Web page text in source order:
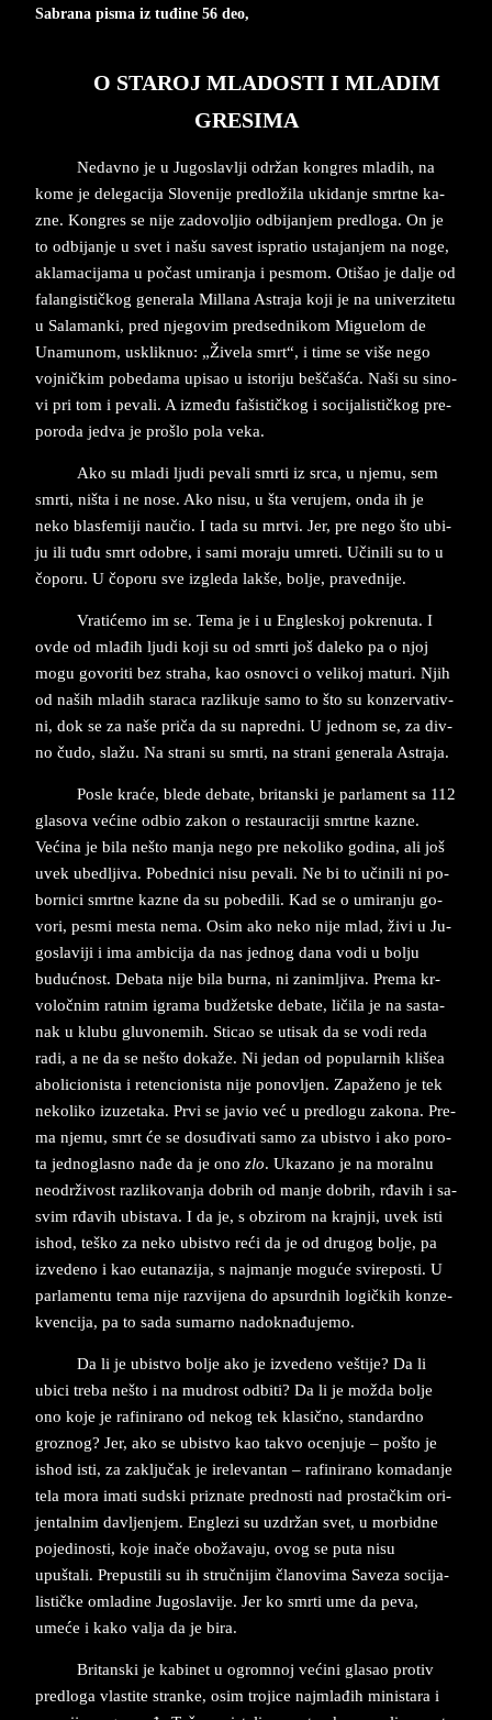
Sabrana pisma iz tuđine 56 deo,
O STA­ROJ MLA­DO­STI I MLA­DIM
GRE­SI­MA
Ne­dav­no je u Ju­go­slav­lji održan kon­gres mla­dih, na
kome je de­le­ga­ci­ja Sl­o­ve­ni­je pred­ložila uki­dan­je smrt­ne ka­
zne. Kon­gres se nije za­do­vol­jio od­bi­jan­jem pred­lo­ga. On je
to od­bi­jan­je u svet i našu sa­vest is­pra­tio usta­jan­jem na noge,
akla­ma­cija­ma u počast umi­ran­ja i pe­smom. Oti­šao je dal­je od
fa­lan­gi­stičkog ge­ne­ra­la Mil­la­na Astraja koji je na uni­ver­zi­te­tu
u Sa­la­man­ki, pred nje­go­vim pred­sed­ni­kom Migu­e­lom de
Una­mu­nom, us­klik­nuo: „Žive­la smrt“, i time se više nego
voj­ničkim po­be­da­ma upi­sao u isto­ri­ju beščašća. Naši su sino­
vi pri tom i pe­va­li. A između fašističkog i so­cija­li­stičkog pre­
po­ro­da je­dva je pro­šlo pola veka.
Ako su mla­di lju­di pe­va­li smr­ti iz srca, u nje­mu, sem
smr­ti, ništa i ne nose. Ako nisu, u šta ve­rujem, onda ih je
neko bla­sfemiji na­u­čio. I tada su mr­tvi. Jer, pre nego što ubi­
ju ili tuđu smrt odo­bre, i sami mo­ra­ju umre­ti. Učinili su to u
čopo­ru. U čopo­ru sve iz­gle­da lak­še, bol­je, pra­ved­ni­je.
Vra­tićemo im se. Te­ma ­je i u En­gle­skoj po­kre­n­u­ta. I
ovde od mlađih lju­di koji su od smr­ti još da­le­ko pa o njoj
mogu go­vo­ri­ti bez stra­ha, kao osnov­ci o ve­li­koj ma­tu­ri. Njih
od na­ših mla­dih sta­ra­ca raz­li­ku­je samo to što su kon­zer­va­tiv­
ni, dok se za naše pri­ča da su na­pred­ni. U jed­nom se, za div­
no čudo, sla­žu. Na stra­ni su smr­ti, na stra­ni ge­ne­ra­la Astraja.
Po­sle kraće, ble­de de­ba­te, bri­tan­ski ­je par­la­me­nt sa 112
gla­so­va većine od­bio za­kon o re­sta­u­ra­ci­ji smrt­ne ka­zne.
Većina je bila ne­što man­ja nego pre ne­ko­li­ko go­di­na, ali još
uvek ube­dlji­va. Po­bed­ni­ci nisu pe­va­li. Ne bi to učini­li ni po­
bo­rni­ci smrt­ne ka­zne da su po­be­di­li. Kad se o umi­ran­ju go­
vo­ri, pe­smi me­sta nema. Osim ako neko nije mlad, živi u Ju­
go­sla­vi­ji i ima am­bi­ci­ja da nas jed­nog dana vodi u bo­lju
budućnost. De­ba­ta nije bila burna, ni za­nim­lji­va. Pre­ma kr­
vo­ločnim ratnim igra­ma budžet­ske de­ba­te, li­či­la je na sa­sta­
nak u klu­bu glu­vo­ne­mih. Sti­cao se uti­sak da se vodi reda
radi, a ne da se ne­što dokaže. Ni je­dan od po­pu­la­rnih klišea
abo­li­ci­o­ni­sta i re­ten­ci­o­ni­sta nije po­nov­ljen. Zapaženo je tek
ne­ko­li­ko iz­u­ze­ta­ka. Prvi se ja­vio već u pred­lo­gu za­ko­na. Pre­
ma nje­mu, smrt će se dosuđiva­ti samo za ubistvo i ako po­ro­
ta jed­no­gla­sno nađe da je ono zlo. Uka­za­no je na mo­ral­nu
ne­o­drživost raz­li­ko­van­ja do­brih od man­je do­brih, rđavih i sa­
svim rđavih ubi­sta­va. I da je, s ob­zi­rom na krajn­ji, uvek isti
is­hod, teško za neko ubi­stvo reći da je od dru­gog bol­je, pa
iz­ve­de­no i kao eu­ta­na­zi­ja, s naj­man­je moguće svi­re­po­sti. U
par­la­men­tu tema nije raz­vi­je­na do ap­surd­nih logičkih kon­ze­
kven­ci­ja, pa to sada su­mar­no nadok­nađuje­mo.
Da li je ubi­stvo bol­je ako je iz­ve­de­no veštije? Da li
ubi­ci tre­ba nešto i na mu­drost od­bi­ti? Da li je možda bol­je
ono koje je raf­i­nira­no od ne­kog tek kla­sično, stan­dard­no
groznog? Jer, ako se ubi­stvo kao ta­kvo ocen­ju­je – pošto je
is­hod isti, za za­ključak je ire­le­van­tan – ra­fi­ni­ra­no ko­ma­danje
tela mora ima­ti sud­ski pri­zna­te pred­no­sti nad pro­stačkim ori­
jen­tal­nim dav­ljen­jem. Eng­le­zi su uzdržan svet, u mor­bid­ne
po­je­di­no­sti, koje inače obožava­ju, ovog se puta nisu
upuštali. Pre­pu­sti­li su ih stručni­jim čla­no­vi­ma Sa­ve­za so­ci­ja­
li­stičke omla­di­ne Ju­go­sla­vi­je. Jer ko smr­ti ume da peva,
umeće i kako val­ja da je bira.
Bri­tan­ski je ka­bi­net u ogrom­noj većini gla­sao pro­tiv
pred­lo­ga vla­sti­te stran­ke, osim tro­ji­ce naj­mlađih mi­ni­sta­ra i